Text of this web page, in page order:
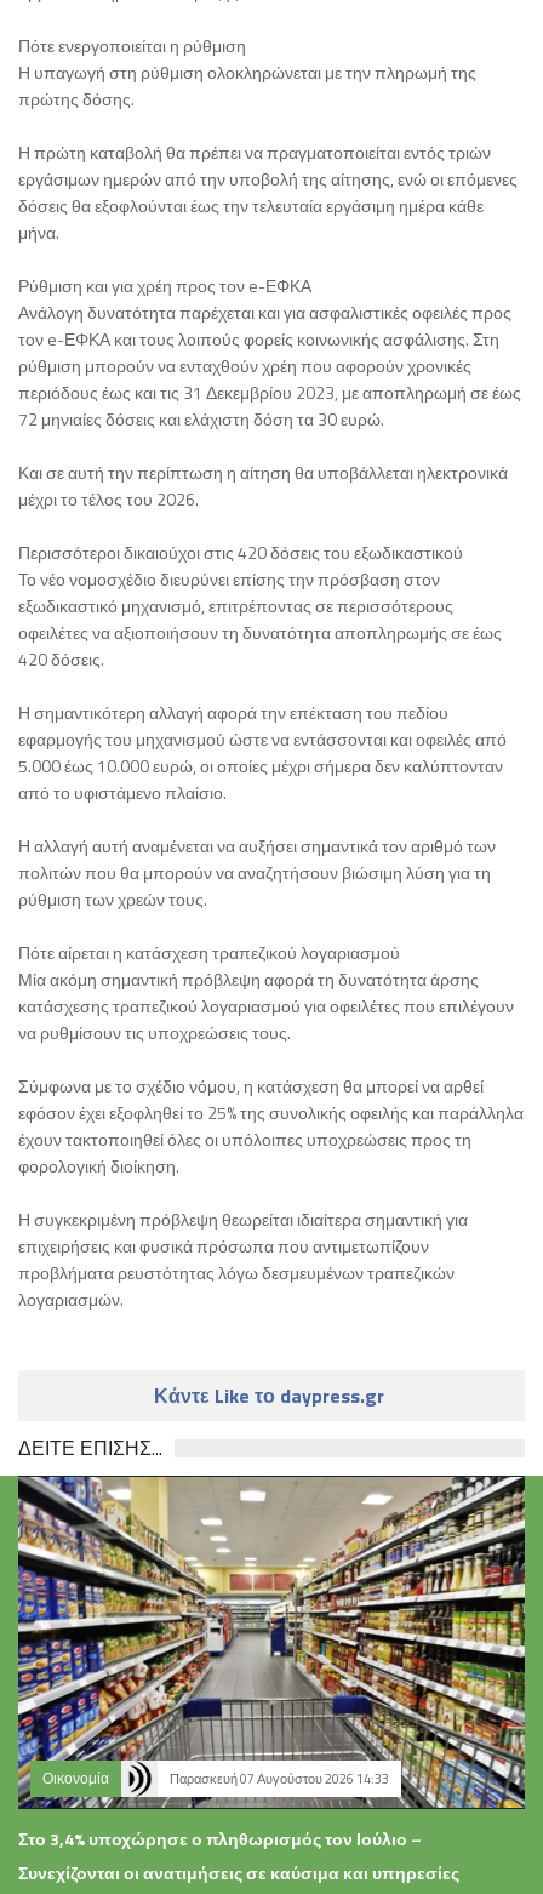
Πότε ενεργοποιείται η ρύθμιση
Η υπαγωγή στη ρύθμιση ολοκληρώνεται με την πληρωμή της
πρώτης δόσης.
Η πρώτη καταβολή θα πρέπει να πραγματοποιείται εντός τριών
εργάσιμων ημερών από την υποβολή της αίτησης, ενώ οι επόμενες
δόσεις θα εξοφλούνται έως την τελευταία εργάσιμη ημέρα κάθε
μήνα.
Ρύθμιση και για χρέη προς τον e-ΕΦΚΑ
Ανάλογη δυνατότητα παρέχεται και για ασφαλιστικές οφειλές προς
τον e-ΕΦΚΑ και τους λοιπούς φορείς κοινωνικής ασφάλισης. Στη
ρύθμιση μπορούν να ενταχθούν χρέη που αφορούν χρονικές
περιόδους έως και τις 31 Δεκεμβρίου 2023, με αποπληρωμή σε έως
72 μηνιαίες δόσεις και ελάχιστη δόση τα 30 ευρώ.
Και σε αυτή την περίπτωση η αίτηση θα υποβάλλεται ηλεκτρονικά
μέχρι το τέλος του 2026.
Περισσότεροι δικαιούχοι στις 420 δόσεις του εξωδικαστικού
Το νέο νομοσχέδιο διευρύνει επίσης την πρόσβαση στον
εξωδικαστικό μηχανισμό, επιτρέποντας σε περισσότερους
οφειλέτες να αξιοποιήσουν τη δυνατότητα αποπληρωμής σε έως
420 δόσεις.
Η σημαντικότερη αλλαγή αφορά την επέκταση του πεδίου
εφαρμογής του μηχανισμού ώστε να εντάσσονται και οφειλές από
5.000 έως 10.000 ευρώ, οι οποίες μέχρι σήμερα δεν καλύπτονταν
από το υφιστάμενο πλαίσιο.
Η αλλαγή αυτή αναμένεται να αυξήσει σημαντικά τον αριθμό των
πολιτών που θα μπορούν να αναζητήσουν βιώσιμη λύση για τη
ρύθμιση των χρεών τους.
Πότε αίρεται η κατάσχεση τραπεζικού λογαριασμού
Μία ακόμη σημαντική πρόβλεψη αφορά τη δυνατότητα άρσης
κατάσχεσης τραπεζικού λογαριασμού για οφειλέτες που επιλέγουν
να ρυθμίσουν τις υποχρεώσεις τους.
Σύμφωνα με το σχέδιο νόμου, η κατάσχεση θα μπορεί να αρθεί
εφόσον έχει εξοφληθεί το 25% της συνολικής οφειλής και παράλληλα
έχουν τακτοποιηθεί όλες οι υπόλοιπες υποχρεώσεις προς τη
φορολογική διοίκηση.
Η συγκεκριμένη πρόβλεψη θεωρείται ιδιαίτερα σημαντική για
επιχειρήσεις και φυσικά πρόσωπα που αντιμετωπίζουν
προβλήματα ρευστότητας λόγω δεσμευμένων τραπεζικών
λογαριασμών.
Κάντε Like το daypress.gr
ΔΕΙΤΕ ΕΠΙΣΗΣ...
Οικονομία Παρασκευή 07 Αυγούστου 2026 14:33
Στο 3,4% υποχώρησε ο πληθωρισμός τον Ιούλιο –
Συνεχίζονται οι ανατιμήσεις σε καύσιμα και υπηρεσίες